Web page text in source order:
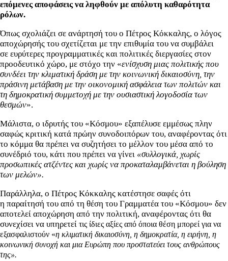
επόμενες αποφάσεις να ληφθούν με απόλυτη καθαρότητα
ρόλων.
Όπως σχολιάζει σε ανάρτησή του ο Πέτρος Κόκκαλης, ο λόγος
αποχώρησής του σχετίζεται με την επιθυμία του να συμβάλει
σε ευρύτερες προγραμματικές και πολιτικές διεργασίες στον
προοδευτικό χώρο, με στόχο την «ενίσχυση μιας πολιτικής που
συνδέει την κλιματική δράση με την κοινωνική δικαιοσύνη, την
πράσινη μετάβαση με την οικονομική ασφάλεια των πολιτών και
τη δημοκρατική συμμετοχή με την ουσιαστική λογοδοσία των
θεσμών».
Μάλιστα, ο ιδρυτής του «Κόσμου» εξαπέλυσε εμμέσως πλην
σαφώς κριτική κατά πρώην συνοδοιπόρων του, αναφέροντας ότι
το κόμμα θα πρέπει να συζητήσει το μέλλον του μέσα από το
συνέδριό του, κάτι που πρέπει να γίνει «συλλογικά, χωρίς
προσωπικές ατζέντες και χωρίς να προκαταλαμβάνεται η βούληση
των μελών».
Παράλληλα, ο Πέτρος Κόκκαλης κατέστησε σαφές ότι
η παραίτησή του από τη θέση του Γραμματέα του «Κόσμου» δεν
αποτελεί αποχώρηση από την πολιτική, αναφέροντας ότι θα
συνεχίσει να υπηρετεί τις ίδιες αξίες από όποια θέση μπορεί για να
εξασφαλιστούν «η κλιματική δικαιοσύνη, η δημοκρατία, η ειρήνη, η
κοινωνική συνοχή και μια Ευρώπη που προστατεύει τους ανθρώπους
της».